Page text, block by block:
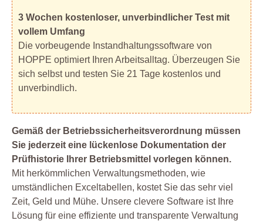
3 Wochen kostenloser, unverbindlicher Test mit
vollem Umfang
Die vorbeugende Instandhaltungssoftware von
HOPPE optimiert Ihren Arbeitsalltag. Überzeugen Sie
sich selbst und testen Sie 21 Tage kostenlos und
unverbindlich.
Gemäß der Betriebssicherheitsverordnung müssen
Sie jederzeit eine lückenlose Dokumentation der
Prüfhistorie Ihrer Betriebsmittel vorlegen können.
Mit herkömmlichen Verwaltungsmethoden, wie
umständlichen Exceltabellen, kostet Sie das sehr viel
Zeit, Geld und Mühe. Unsere clevere Software ist Ihre
Lösung für eine effiziente und transparente Verwaltung